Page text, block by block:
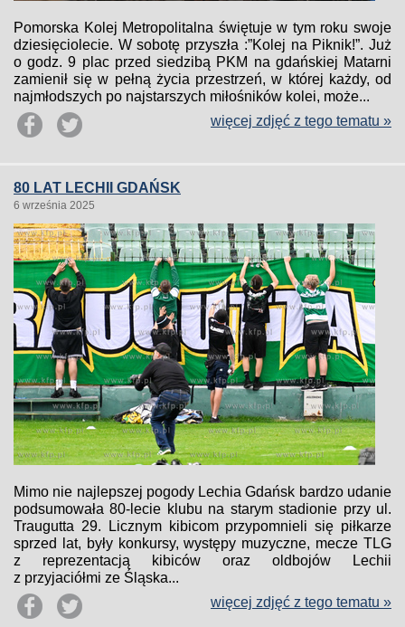
Pomorska Kolej Metropolitalna świętuje w tym roku swoje
dziesięciolecie. W sobotę przyszła :”Kolej na Piknik!”. Już
o godz. 9 plac przed siedzibą PKM na gdańskiej Matarni
zamienił się w pełną życia przestrzeń, w której każdy, od
najmłodszych po najstarszych miłośników kolei, może...
więcej zdjęć z tego tematu »
80 LAT LECHII GDAŃSK
6 września 2025
Mimo nie najlepszej pogody Lechia Gdańsk bardzo udanie
podsumowała 80-lecie klubu na starym stadionie przy ul.
Traugutta 29. Licznym kibicom przypomnieli się piłkarze
sprzed lat, były konkursy, występy muzyczne, mecze TLG
z reprezentacją kibiców oraz oldbojów Lechii
z przyjaciółmi ze Śląska...
więcej zdjęć z tego tematu »